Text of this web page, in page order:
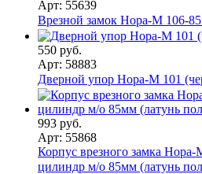
Арт: 55639
Врезной замок Нора-М 106-
550 руб.
Арт: 58883
Дверной упор Нора-М 101
993 руб.
Арт: 55868
Корпус врезного замка
цилиндр м/о 85мм (латунь